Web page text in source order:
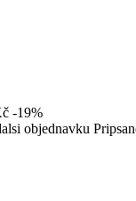
-19%
objednavku